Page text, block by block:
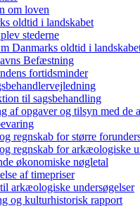
om loven
oldtid i landskabet
stederne
Danmarks oldtid i
Befæstning
fortidsminder
til sagsbehandling
af opgaver og tilsyn med de
regnskab for større
regnskab for arkæologiske
økonomiske nøgletal
af timepriser
arkæologiske undersøgelser
og kulturhistorisk rapport